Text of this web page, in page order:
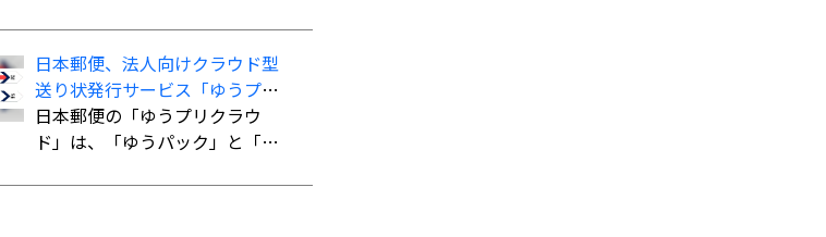
トカード不要で最大60回までの
分割払いが可能になる。
日本郵便、法人向けクラウド型
送り状発行サービス「ゆうプリ
クラウド」
日本郵便の「ゆうプリクラウ
ド」は、「ゆうパック」と「ゆ
で作成できるクラウドサービ